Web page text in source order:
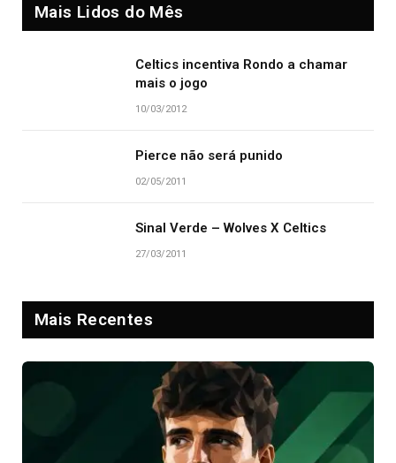
Mais Lidos do Mês
Celtics incentiva Rondo a chamar
mais o jogo
10/03/2012
Pierce não será punido
02/05/2011
Sinal Verde – Wolves X Celtics
27/03/2011
Mais Recentes